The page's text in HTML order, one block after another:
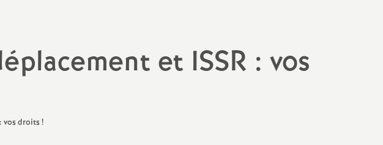
N
2025 2026
2025
2024
Classe exceptionnelle Langue régionale
et ISSR : vos